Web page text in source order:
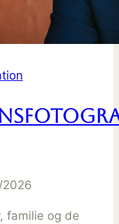
familie og de